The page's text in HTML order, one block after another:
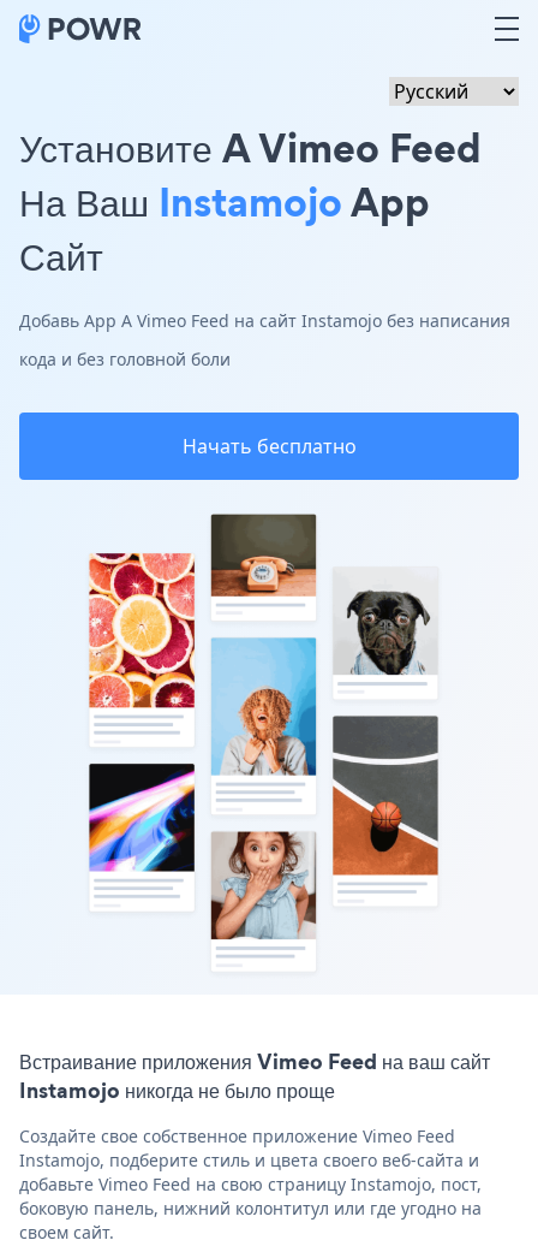
Установите A Vimeo Feed
На Ваш InstamojoApp
Сайт
Добавь App A Vimeo Feed на сайт Instamojo без написания
кода и без головной боли
Начать бесплатно
Встраивание приложения Vimeo Feed на ваш сайт
Instamojo никогда не было проще
Создайте свое собственное приложение Vimeo Feed
Instamojo, подберите стиль и цвета своего веб-сайта и
добавьте Vimeo Feed на свою страницу Instamojo, пост,
боковую панель, нижний колонтитул или где угодно на
своем сайт.